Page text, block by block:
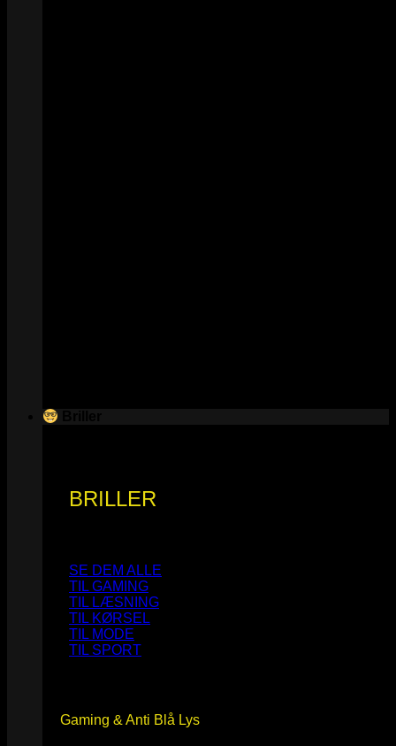
BRILLER
SE DEM ALLE
TIL GAMING
TIL LÆSNING
TIL KØRSEL
TIL MODE
TIL SPORT
Gaming & Anti Blå Lys